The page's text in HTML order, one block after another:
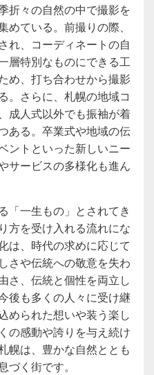
折々の自然の中で撮影を
ている。前撮りの際、
れ、コーディネートの自
層特別なものにできる工
め、打ち合わせから撮影
。さらに、札幌の地域コ
成人式以外でも振袖が着
ある。卒業式や地域の伝
ントといった新しいニー
サービスの多様化も進ん
「一生もの」とされてき
方を受け入れる流れにな
は、時代の求めに応じて
さや伝統への敬意を失わ
さ、伝統と個性を両立し
後も多くの人々に受け継
められた想いや装う楽し
の感動や誇りを与え続け
幌は、豊かな自然ととも
く街です。